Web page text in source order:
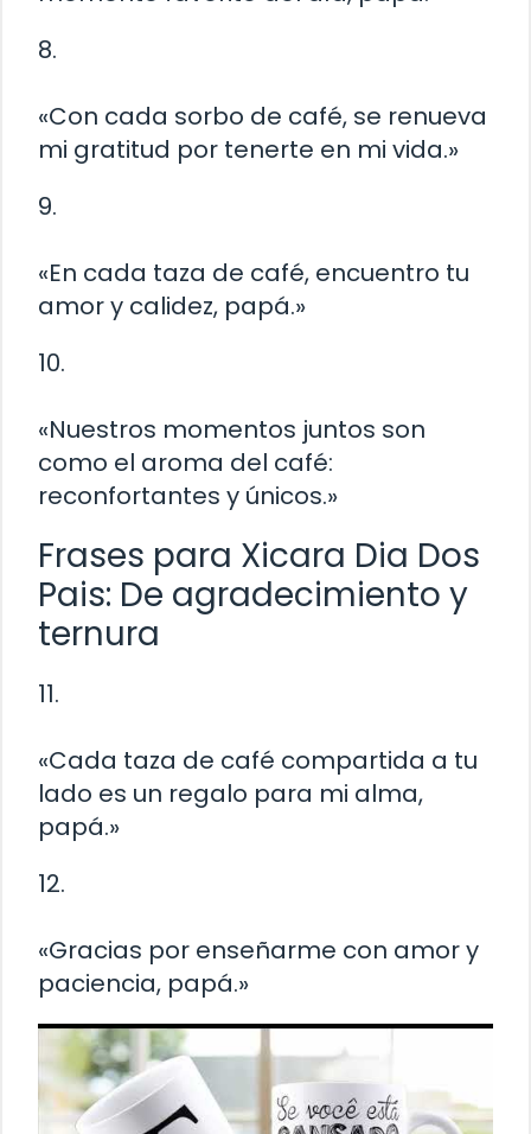
8.
«Con cada sorbo de café, se renueva
mi gratitud por tenerte en mi vida.»
9.
«En cada taza de café, encuentro tu
amor y calidez, papá.»
10.
«Nuestros momentos juntos son
como el aroma del café:
reconfortantes y únicos.»
Frases para Xicara Dia Dos
Pais: De agradecimiento y
ternura
11.
«Cada taza de café compartida a tu
lado es un regalo para mi alma,
papá.»
12.
«Gracias por enseñarme con amor y
paciencia, papá.»